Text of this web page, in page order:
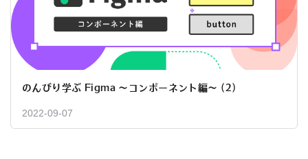
のんびり学ぶ Figma 〜コンポーネント編〜 (2)
2022-09-07